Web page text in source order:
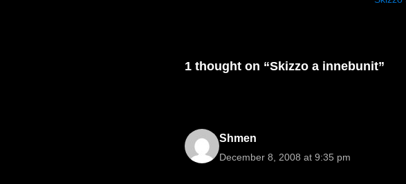
1 thought on “Skizzo a innebunit”
Shmen
December 8, 2008 at 9:35 pm